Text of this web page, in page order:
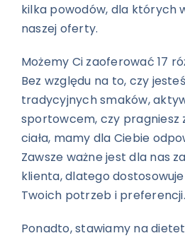
kilka powodów, dla których
naszej oferty.
Możemy Ci zaoferować 17
Bez względu na to, czy
tradycyjnych smaków,
sportowcem, czy pragniesz
ciała, mamy dla Ciebie
Zawsze ważne jest dla nas
klienta, dlatego
Twoich potrzeb i preferencji.
Ponadto, stawiamy na